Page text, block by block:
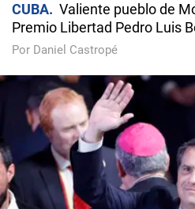
CUBA
Valiente pueblo de
Premio Libertad Pedro Luis
Por Daniel Castropé